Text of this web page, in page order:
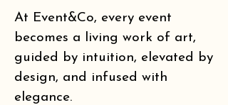
At Event&Co, every event
becomes a living work of art,
guided by intuition, elevated by
design, and infused with
elegance.